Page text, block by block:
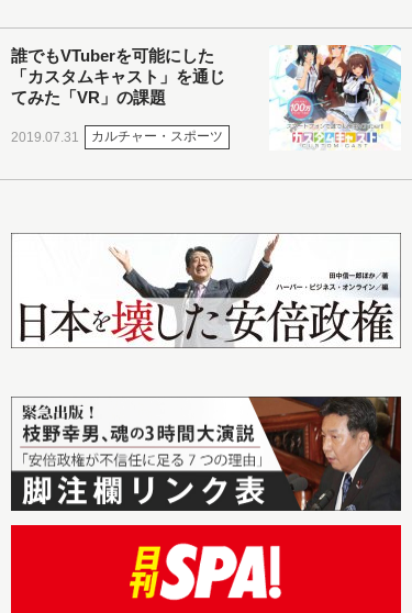
誰でもVTuberを可能にした
「カスタムキャスト」を通じ
てみた「VR」の課題
2019.07.31 カルチャー・スポーツ